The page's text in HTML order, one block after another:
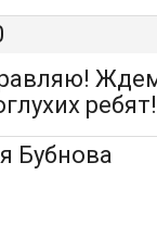
ребят!
Бубнова